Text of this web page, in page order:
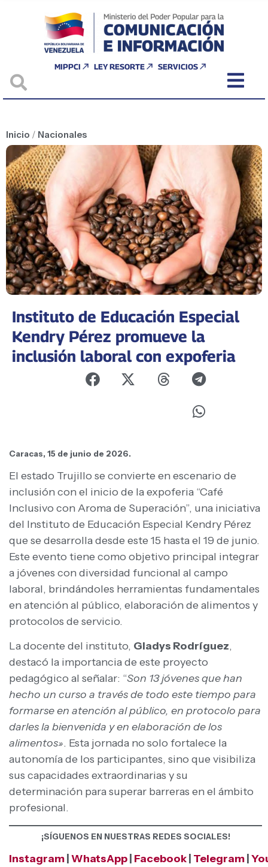
MIPPCI LEY RESORTE SERVICIOS
Inicio / Nacionales
Instituto de Educación Especial
Kendry Pérez promueve la
inclusión laboral con expoferia
Caracas, 15 de junio de 2026.
El estado Trujillo se convierte en escenario de
inclusión con el inicio de la expoferia “Café
Inclusivo con Aroma de Superación”, una iniciativa
del Instituto de Educación Especial Kendry Pérez
que se desarrolla desde este 15 hasta el 19 de junio.
Este evento tiene como objetivo principal integrar
a jóvenes con diversidad funcional al campo
laboral, brindándoles herramientas fundamentales
en atención al público, elaboración de alimentos y
protocolos de servicio.
La docente del instituto, Gladys Rodríguez,
destacó la importancia de este proyecto
pedagógico al señalar: “Son 13 jóvenes que han
hecho un curso a través de todo este tiempo para
formarse en atención al público, en protocolo para
darles la bienvenida y en elaboración de los
alimentos». Esta jornada no solo fortalece la
autonomía de los participantes, sino que visibiliza
sus capacidades extraordinarias y su
determinación para superar barreras en el ámbito
profesional.
¡SÍGUENOS EN NUESTRAS REDES SOCIALES!
Instagram WhatsApp Facebook Telegram